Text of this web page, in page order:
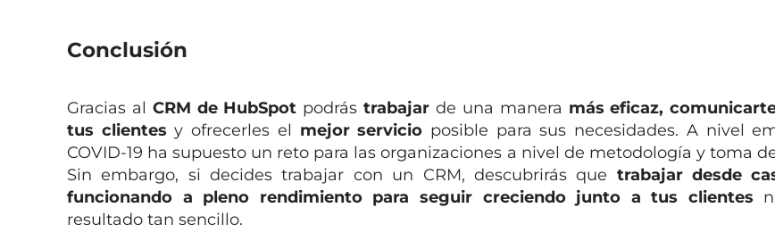
Conclusión
Gracias al CRM de HubSpot podrás trabajarde una manera más eficaz,
tus clientesy ofrecerles el mejor servicio posible para sus necesidades. A nivel
COVID-19 ha supuesto un reto para las organizaciones a nivel de metodología y toma
Sin embargo, si decides trabajar con un CRM, descubrirás que trabajar desde
funcionando a pleno rendimiento para seguir creciendo junto a tus clientes
resultado tan sencillo.